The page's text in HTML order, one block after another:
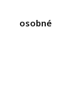
osobné